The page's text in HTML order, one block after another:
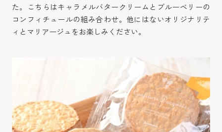
た。こちらはキャラメルバタークリームとブルーベリーの
コンフィチュールの組み合わせ。他にはないオリジナリテ
ィとマリアージュをお楽しみください。